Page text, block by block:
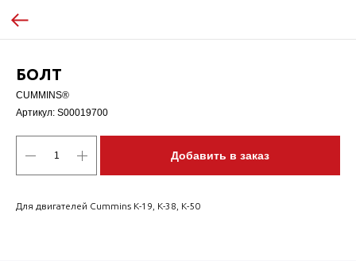
БОЛТ
CUMMINS®
Артикул: S00019700
Добавить в заказ
Для двигателей Cummins K-19, K-38, K-50